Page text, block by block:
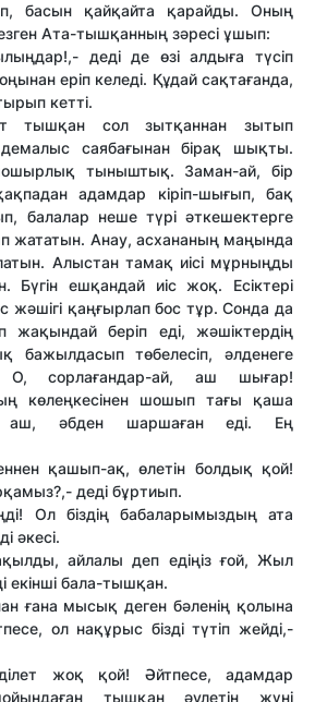
басын қайқайта қарайды. Оның
Ата-тышқанның зәресі ұшып:
деді де өзі алдыға түсіп
еріп келеді. Құдай сақтағанда,
кетті.
тышқан сол зытқаннан зытып
саябағынан бірақ шықты.
тыныштық. Заман-ай, бір
адамдар кіріп-шығып, бақ
балалар неше түрі әткешектерге
жататын. Анау, асхананың маңында
Алыстан тамақ иісі мұрныңды
ешқандай иіс жоқ. Есіктері
қаңғырлап бос тұр. Сонда да
жақындай беріп еді, жәшіктердің
бажылдасып төбелесіп, әлденеге
сорлағандар-ай, аш шығар!
көлеңкесінен шошып тағы қаша
аш, әбден шаршаған еді. Ең
қашып-ақ, өлетін болдық қой!
деді бұртиып.
Ол біздің бабаларымыздың ата
әкесі.
айлалы деп едіңіз ғой, Жыл
екінші бала-тышқан.
ғана мысық деген бәленің қолына
ол нақұрыс бізді түтіп жейді,-
жоқ қой! Әйтпесе, адамдар
тышқан әулетін жүні